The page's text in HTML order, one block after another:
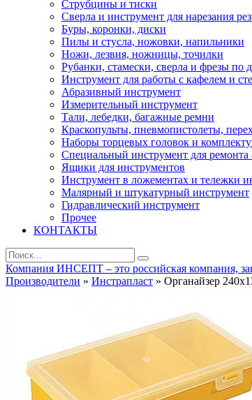
Струбцины и тиски
Сверла и инструмент для нарезания
Буры, коронки, диски
Пилы и стусла, ножовки, напильники
Ножи, лезвия, ножницы, точилки
Рубанки, стамески, сверла и фрезы по
Инструмент для работы с кафелем и
Абразивный инструмент
Измерительный инструмент
Тали, лебедки, багажные ремни
Краскопульты, пневмопистолеты,
Наборы торцевых головок и
Специальный инструмент для ремонта
Ящики для инструментов
Инструмент в ложементах и тележки
Малярный и штукатурный инструмент
Гидравлический инструмент
Прочее
КОНТАКТЫ
Компания ИНСЕПТ – это российская компания,
Производители » Инстрапласт » Органайзер